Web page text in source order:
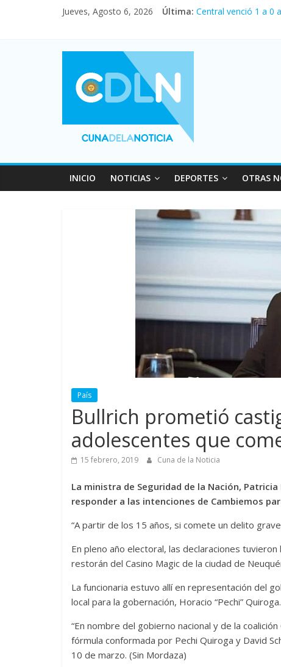
Jueves, Agosto 6, 2026 Última: Central venció 1 a 0
Vacaciones de
Fuerte caída de la
INICIO NOTICIAS DEPORTES OTRAS
País
Bullrich prometió
adolescentes que
15 febrero, 2019 Cuna de la Noticia
La ministra de Seguridad de la Nación,
responder a las intenciones de Cambiemos
“A partir de los 15 años, si comete un delito
En pleno año electoral, las declaraciones
restorán del Casino Magic de la ciudad de
La funcionaria estuvo allí en representación del
local para la gobernación, Horacio “Pechi” Quiroga.
“En nombre del gobierno nacional y de la
fórmula conformada por Pechi Quiroga y David
10 de marzo. (Sin Mordaza)